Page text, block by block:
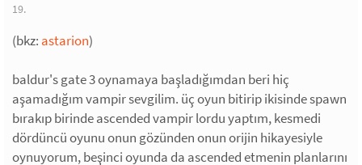
19.
(bkz: astarion)
baldur's gate 3 oynamaya başladığımdan beri hiç
aşamadığım vampir sevgilim. üç oyun bitirip ikisinde spawn
bırakıp birinde ascended vampir lordu yaptım, kesmedi
dördüncü oyunu onun gözünden onun orijin hikayesiyle
oynuyorum, beşinci oyunda da ascended etmenin planlarını